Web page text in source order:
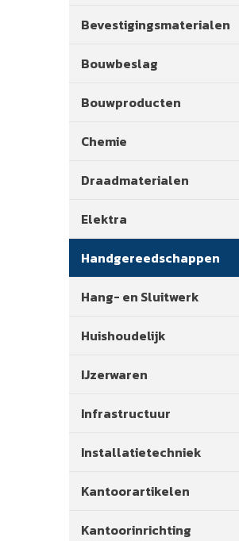
Bevestigingsmaterialen
Bouwbeslag
Bouwproducten
Chemie
Draadmaterialen
Elektra
Handgereedschappen
Hang- en Sluitwerk
Huishoudelijk
IJzerwaren
Infrastructuur
Installatietechniek
Kantoorartikelen
Kantoorinrichting